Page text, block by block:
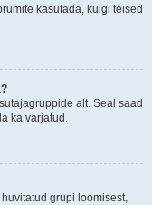
kasutada, kuigi teised
alt. Seal saad
ka varjatud.
grupi loomisest,